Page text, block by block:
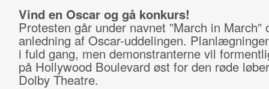
Vind en Oscar og gå konkurs!
Protesten går under navnet ”March in March”
anledning af Oscar-uddelingen.
i fuld gang, men demonstranterne vil
på Hollywood Boulevard øst for den røde
Dolby Theatre.